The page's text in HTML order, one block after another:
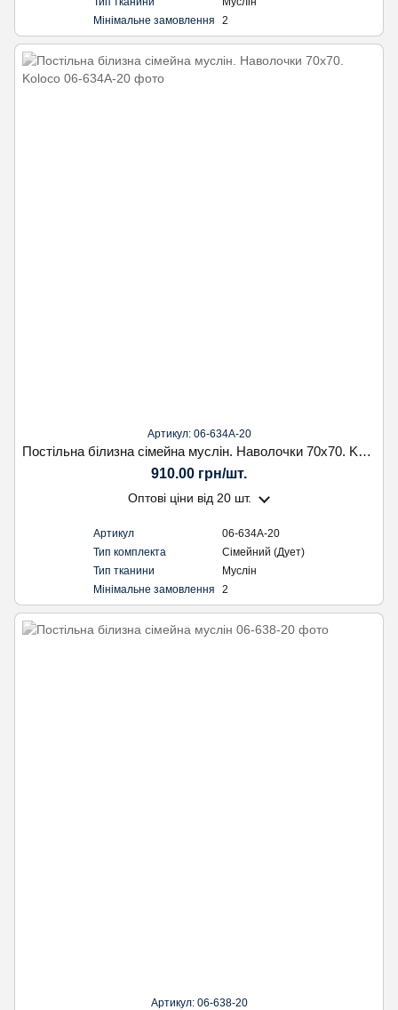
Мінімальне замовлення
2
Артикул: 06-634А-20
Постільна білизна сімейна муслін. Наволочки 70х70. Koloco
910.00 грн/шт.
Оптові ціни від 20 шт.
Артикул
06-634А-20
Тип комплекта
Сімейний (Дует)
Тип тканини
Муслін
Мінімальне замовлення
2
Артикул: 06-638-20